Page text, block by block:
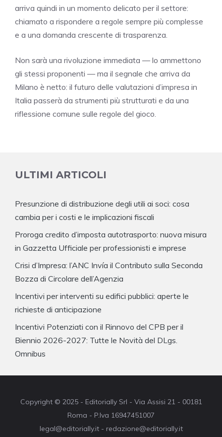
arriva quindi in un momento delicato per il settore:
chiamato a rispondere a regole sempre più complesse
e a una domanda crescente di trasparenza.
Non sarà una rivoluzione immediata — lo ammettono
gli stessi proponenti — ma il segnale che arriva da
Milano è netto: il futuro delle valutazioni d’impresa in
Italia passerà da strumenti più strutturati e da una
riflessione comune sulle regole del gioco.
ULTIMI ARTICOLI
Presunzione di distribuzione degli utili ai soci: cosa
cambia per i costi e le implicazioni fiscali
Proroga credito d’imposta autotrasporto: nuova misura
in Gazzetta Ufficiale per professionisti e imprese
Crisi d’Impresa: l’ANC Invía il Contributo sulla Seconda
Bozza di Circolare dell’Agenzia
Incentivi per interventi su edifici pubblici: aperte le
richieste di anticipazione
Incentivi Potenziati con il Rinnovo del CPB per il
Biennio 2026-2027: Tutte le Novità del DLgs.
Omnibus
Copyright © 2025 - Editorially Srl - Via Assisi 21 - 00181
Roma - P.Iva 16947451007
legal@editorially.it - redazione@editorially.it